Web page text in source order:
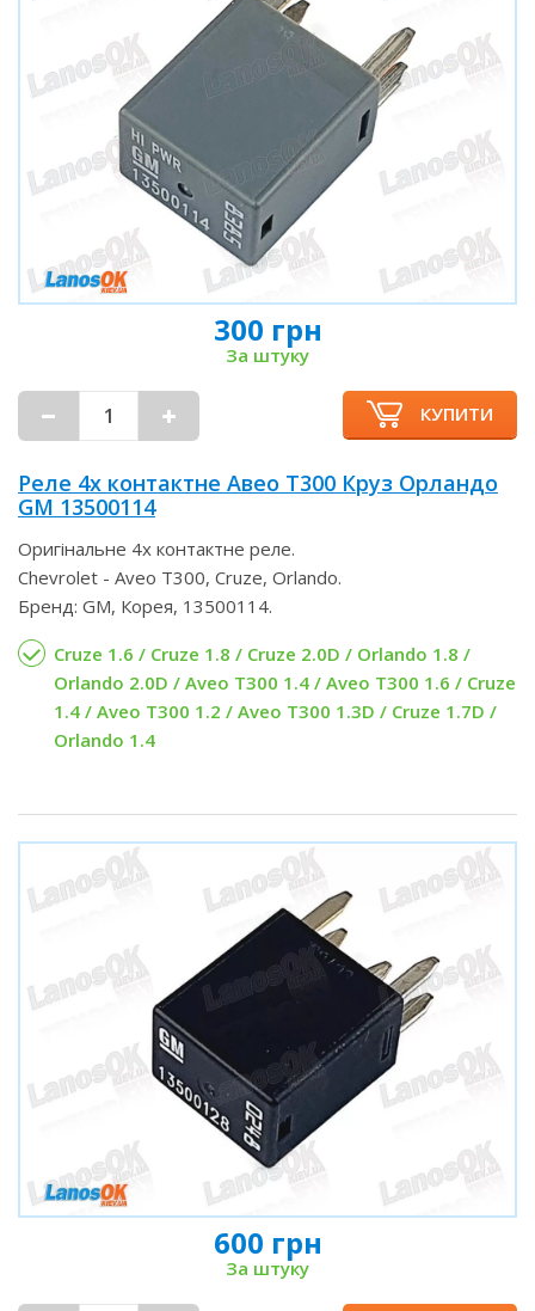
300 грн
За штуку
КУПИТИ
Реле 4х контактне Авео Т300 Круз Орландо
GM 13500114
Оригінальне 4х контактне реле.
Chevrolet - Aveo T300, Cruze, Orlando.
Бренд: GM, Корея, 13500114.
Cruze 1.6 / Cruze 1.8 / Cruze 2.0D / Orlando 1.8 /
Orlando 2.0D / Aveo T300 1.4 / Aveo T300 1.6 / Cruze
1.4 / Aveo T300 1.2 / Aveo T300 1.3D / Cruze 1.7D /
Orlando 1.4
600 грн
За штуку